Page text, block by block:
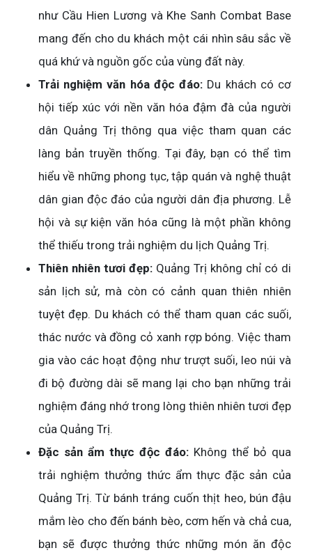
như Cầu Hien Lương và Khe Sanh Combat Base
mang đến cho du khách một cái nhìn sâu sắc về
quá khứ và nguồn gốc của vùng đất này.
Trải nghiệm văn hóa độc đáo: Du khách có cơ
hội tiếp xúc với nền văn hóa đậm đà của người
dân Quảng Trị thông qua việc tham quan các
làng bản truyền thống. Tại đây, bạn có thể tìm
hiểu về những phong tục, tập quán và nghệ thuật
dân gian độc đáo của người dân địa phương. Lễ
hội và sự kiện văn hóa cũng là một phần không
thể thiếu trong trải nghiệm du lịch Quảng Trị.
Thiên nhiên tươi đẹp: Quảng Trị không chỉ có di
sản lịch sử, mà còn có cảnh quan thiên nhiên
tuyệt đẹp. Du khách có thể tham quan các suối,
thác nước và đồng cỏ xanh rợp bóng. Việc tham
gia vào các hoạt động như trượt suối, leo núi và
đi bộ đường dài sẽ mang lại cho bạn những trải
nghiệm đáng nhớ trong lòng thiên nhiên tươi đẹp
của Quảng Trị.
Đặc sản ẩm thực độc đáo: Không thể bỏ qua
trải nghiệm thưởng thức ẩm thực đặc sản của
Quảng Trị. Từ bánh tráng cuốn thịt heo, bún đậu
mắm lèo cho đến bánh bèo, cơm hến và chả cua,
bạn sẽ được thưởng thức những món ăn độc